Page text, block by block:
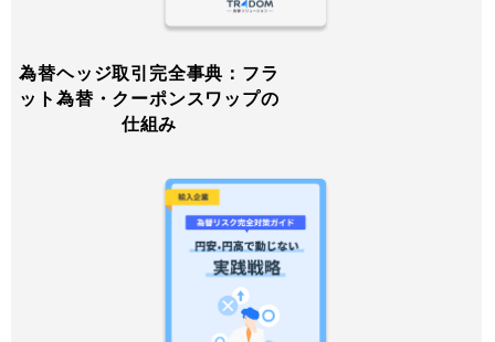
為替ヘッジ取引完全事典：フラ
ット為替・クーポンスワップの
仕組み